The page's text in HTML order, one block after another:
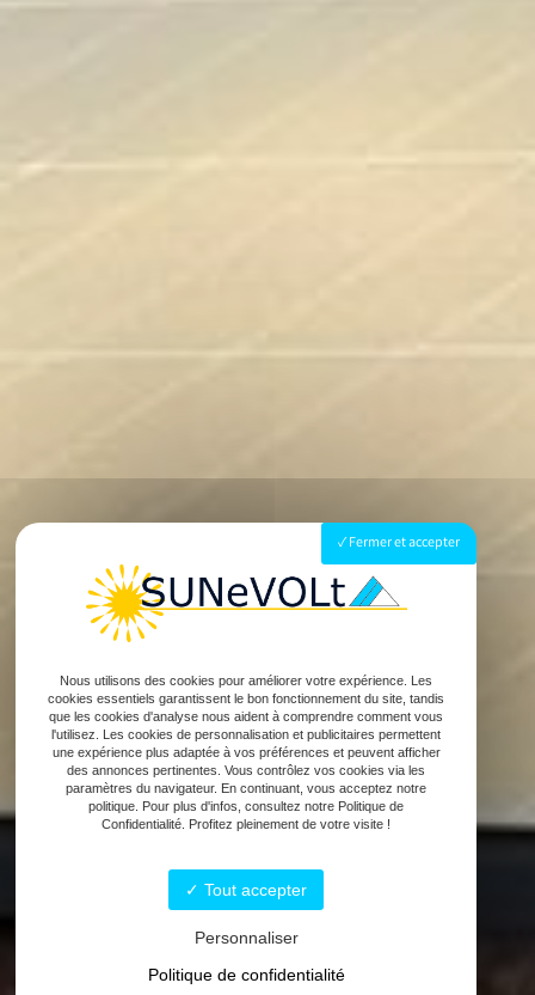
Fermer et accepter
Nous utilisons des cookies pour améliorer votre expérience. Les
cookies essentiels garantissent le bon fonctionnement du site, tandis
que les cookies d'analyse nous aident à comprendre comment vous
l'utilisez. Les cookies de personnalisation et publicitaires permettent
une expérience plus adaptée à vos préférences et peuvent afficher
des annonces pertinentes. Vous contrôlez vos cookies via les
paramètres du navigateur. En continuant, vous acceptez notre
politique. Pour plus d'infos, consultez notre Politique de
Confidentialité. Profitez pleinement de votre visite !
Tout accepter
Personnaliser
Politique de confidentialité